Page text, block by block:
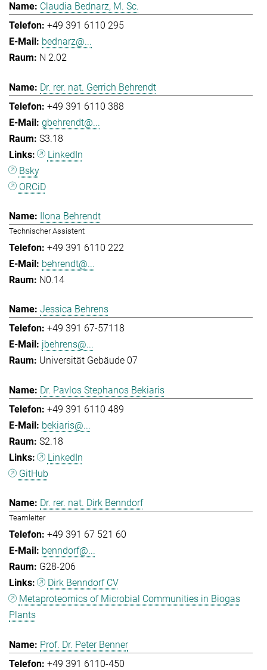
Claudia Bednarz, M. Sc.
+49 391 6110 295
bednarz@...
N 2.02
Dr. rer. nat. Gerrich Behrendt
+49 391 6110 388
gbehrendt@...
S3.18
LinkedIn
Bsky
ORCiD
Ilona Behrendt
Technischer Assistent
+49 391 6110 222
behrendt@...
N0.14
Jessica Behrens
+49 391 67-57118
jbehrens@...
Universität Gebäude 07
Dr. Pavlos Stephanos Bekiaris
+49 391 6110 489
bekiaris@...
S2.18
LinkedIn
GitHub
Dr. rer. nat. Dirk Benndorf
Teamleiter
+49 391 67 521 60
benndorf@...
G28-206
Dirk Benndorf CV
Metaproteomics of Microbial Communities in Biogas
Plants
Prof. Dr. Peter Benner
+49 391 6110-450